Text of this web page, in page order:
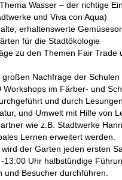
Wasser – der richtige
und Viva con Aqua)
erhaltenswerte
für die Stadtökologie
zu den Themen Fair Trade
Nachfrage der Schulen
Workshops im Färber- und
und durch
und Umwelt mit Hilfe von
wie z.B. Stadtwerke
Lernen erweitert werden.
der Garten jeden ersten
13:00 Uhr halbstündige
und Besucher durchführen.